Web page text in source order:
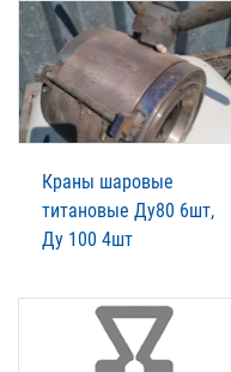
Краны шаровые
титановые Ду80 6шт,
Ду 100 4шт